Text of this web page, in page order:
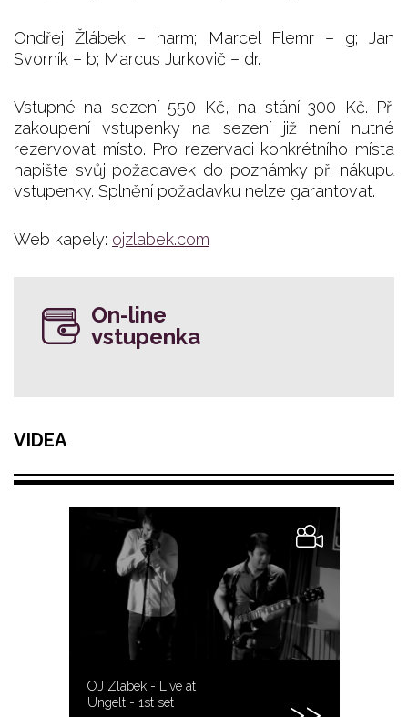
Ondřej Žlábek – harm; Marcel Flemr – g; Jan
Svorník – b; Marcus Jurkovič – dr.
Vstupné na sezení 550 Kč, na stání 300 Kč. Při
zakoupení vstupenky na sezení již není nutné
rezervovat místo. Pro rezervaci konkrétního místa
napište svůj požadavek do poznámky při nákupu
vstupenky. Splnění požadavku nelze garantovat.
Web kapely: ojzlabek.com
On-line
vstupenka
VIDEA
OJ Zlabek - Live at
Ungelt - 1st set